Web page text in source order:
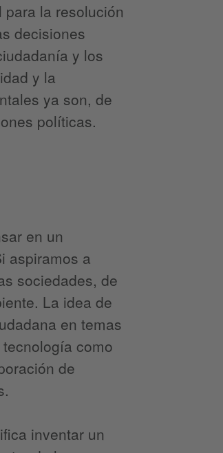
la resolución
decisiones
y los
y la
ya son, de
políticas.
en un
aspiramos a
sociedades, de
La idea de
en temas
como
de
inventar un